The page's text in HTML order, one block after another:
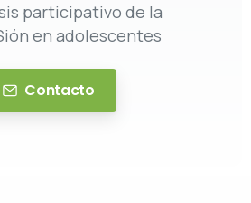
participativo de la
en adolescentes
Contacto